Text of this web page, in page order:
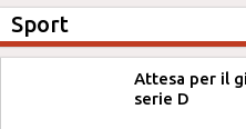
Sport
Attesa per il
serie D